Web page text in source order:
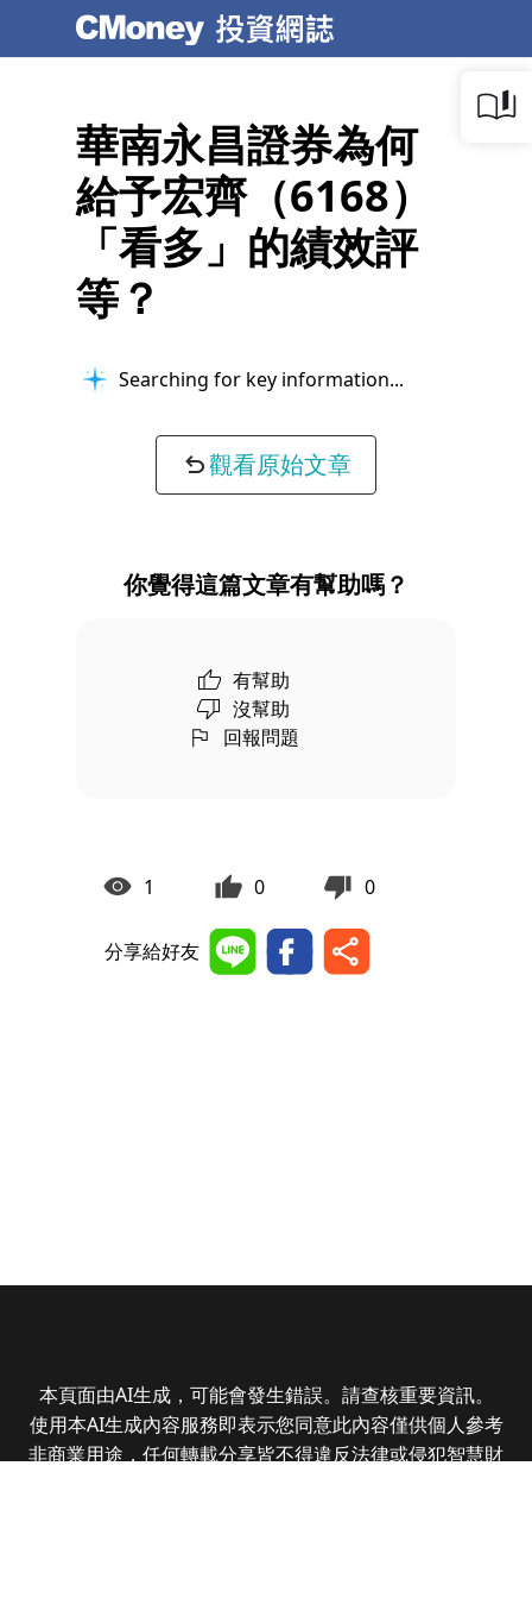
華南永昌證券為何
給予宏齊（6168）
「看多」的績效評
等？
Searching for key information...
觀看原始文章
你覺得這篇文章有幫助嗎？
有幫助
沒幫助
回報問題
1 0 0
分享給好友
本頁面由AI生成，可能會發生錯誤。請查核重要資訊。
使用本AI生成內容服務即表示您同意此內容僅供個人參考
非商業用途，任何轉載分享皆不得違反法律或侵犯智慧財